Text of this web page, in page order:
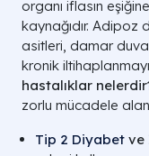
organı iflasın
kaynağıdır.
asitleri, damar
kronik
hastalıklar
zorlu mücadele
Tip 2 Diyabet ve